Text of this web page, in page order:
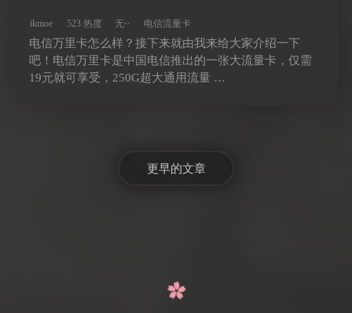
ikmoe 523 热度 无~ 电信流量卡
电信万里卡怎么样？接下来就由我来给大家介绍一下
吧！电信万里卡是中国电信推出的一张大流量卡，仅需
19元就可享受，250G超大通用流量 …